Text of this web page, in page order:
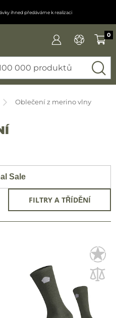
ihned předáváme k realizaci
0
Oblečení z merino vlny
Sale
FILTRY A TŘÍDĚNÍ